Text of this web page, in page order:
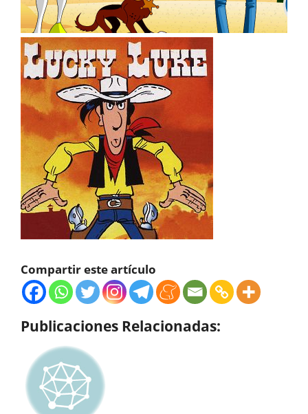
Compartir este artículo
Publicaciones Relacionadas: